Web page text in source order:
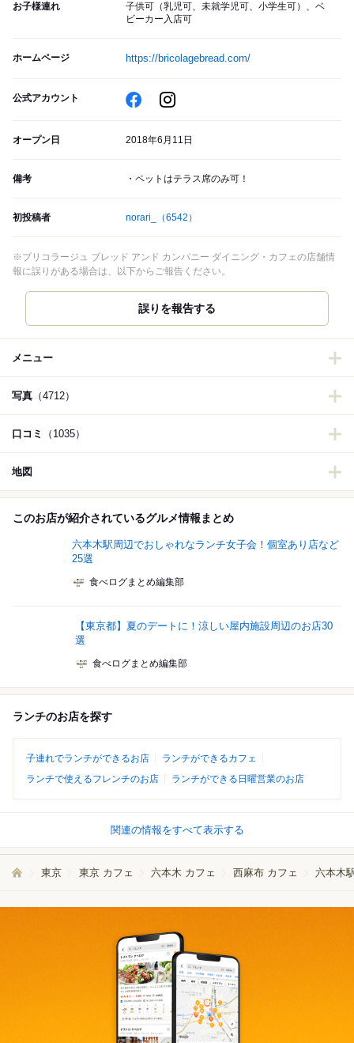
お子様連れ
子供可（乳児可、未就学児可、小学生可）、ベ
ビーカー入店可
ホームページ https://bricolagebread.com/
公式アカウント
オープン日 2018年6月11日
備考 ・ペットはテラス席のみ可！
初投稿者 norari_ （6542）
※ブリコラージュ ブレッド アンド カンパニー ダイニング・カフェの店舗情
報に誤りがある場合は、以下からご報告ください。
誤りを報告する
メニュー
写真 （4712）
口コミ （1035）
地図
このお店が紹介されているグルメ情報まとめ
六本木駅周辺でおしゃれなランチ女子会！個室あり店など
25選
食べログまとめ編集部
【東京都】夏のデートに！涼しい屋内施設周辺のお店30
選
食べログまとめ編集部
ランチのお店を探す
子連れでランチができるお店
ランチができるカフェ
ランチで使えるフレンチのお店
ランチができる日曜営業のお店
関連の情報をすべて表示する
東京 東京 カフェ 六本木 カフェ 西麻布 カフェ 六本木